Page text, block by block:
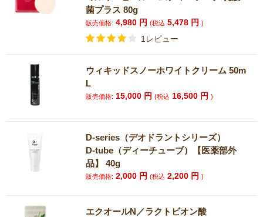
菌プラス 80g
販売価格: 4,980 円(税込 5,478 円)
1レビュー
ウィキッドスノーホワイトクリーム 50m
L
販売価格: 15,000 円(税込 16,500 円)
D-series（デオドラントシリーズ）
D-tube（ディーチューブ）【医薬部外
品】 40g
販売価格: 2,000 円(税込 2,200 円)
エクオールN／ラクトビオン酸